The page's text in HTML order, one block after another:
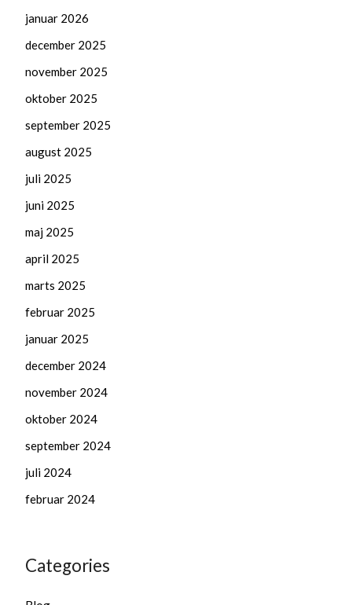
januar 2026
december 2025
november 2025
oktober 2025
september 2025
august 2025
juli 2025
juni 2025
maj 2025
april 2025
marts 2025
februar 2025
januar 2025
december 2024
november 2024
oktober 2024
september 2024
juli 2024
februar 2024
Categories